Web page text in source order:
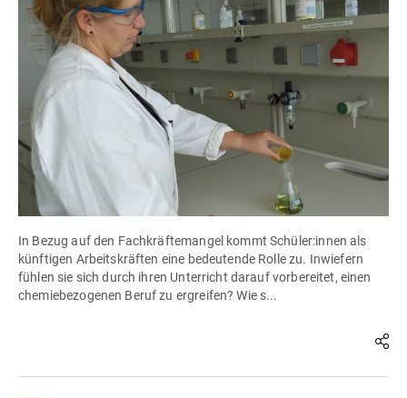
In Bezug auf den Fachkräftemangel kommt Schüler:innen als
künftigen Arbeitskräften eine bedeutende Rolle zu. Inwiefern
fühlen sie sich durch ihren Unterricht darauf vorbereitet, einen
chemiebezogenen Beruf zu ergreifen? Wie s...